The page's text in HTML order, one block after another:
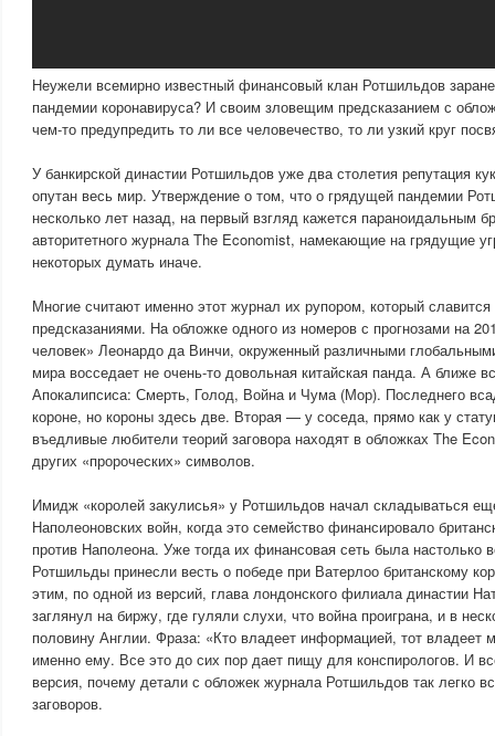
Неужели всемирно известный финансовый клан Ротшильдов
пандемии коронавируса? И своим зловещим предсказанием с
чем-то предупредить то ли все человечество, то ли узкий круг
У банкирской династии Ротшильдов уже два столетия репутация
опутан весь мир. Утверждение о том, что о грядущей пандемии
несколько лет назад, на первый взгляд кажется параноидальным
авторитетного журнала The Economist, намекающие на грядущие
некоторых думать иначе.
Многие считают именно этот журнал их рупором, который
предсказаниями. На обложке одного из номеров с прогнозами на
человек» Леонардо да Винчи, окруженный различными
мира восседает не очень-то довольная китайская панда. А ближе
Апокалипсиса: Смерть, Голод, Война и Чума (Мор). Последнего
короне, но короны здесь две. Вторая — у соседа, прямо как у
въедливые любители теорий заговора находят в обложках The
других «пророческих» символов.
Имидж «королей закулисья» у Ротшильдов начал складываться
Наполеоновских войн, когда это семейство финансировало
против Наполеона. Уже тогда их финансовая сеть была настолько
Ротшильды принесли весть о победе при Ватерлоо британскому
этим, по одной из версий, глава лондонского филиала династии
заглянул на биржу, где гуляли слухи, что война проиграна, и в
половину Англии. Фраза: «Кто владеет информацией, тот
именно ему. Все это до сих пор дает пищу для конспирологов. И
версия, почему детали с обложек журнала Ротшильдов так легко
заговоров.